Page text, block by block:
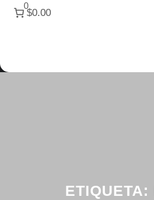
0
$0.00
ETIQUETA: